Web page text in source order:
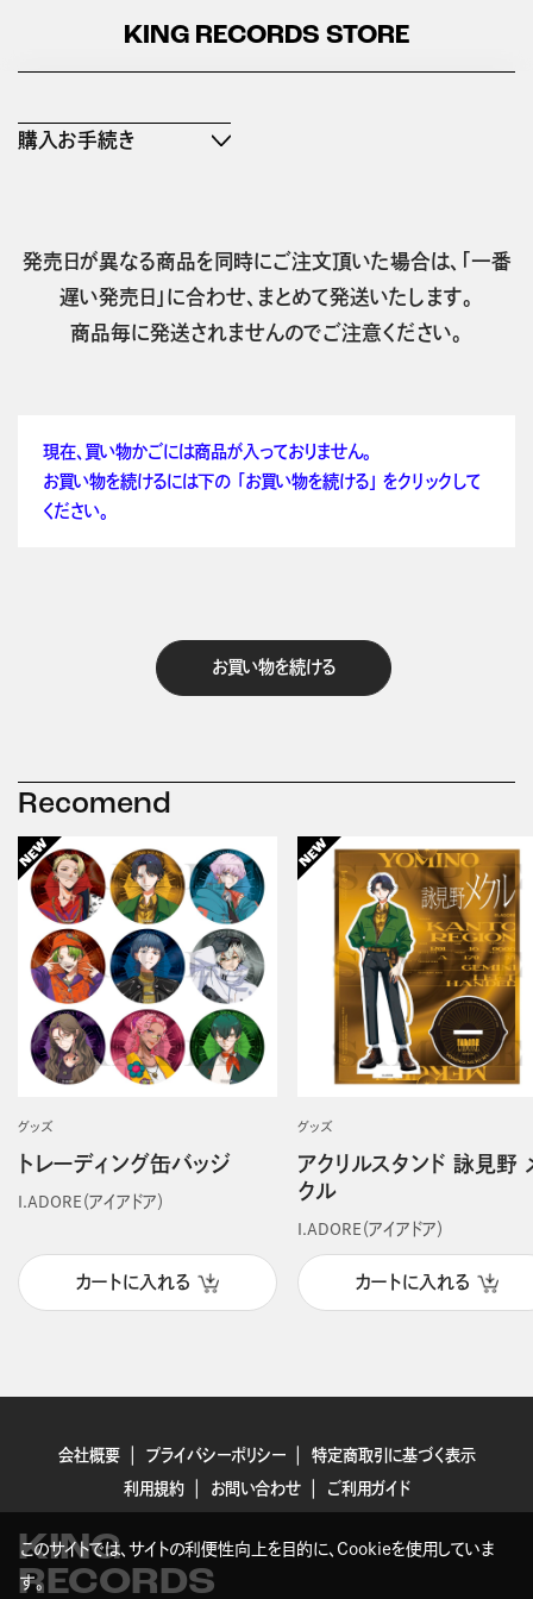
KING RECORDS STORE
購入お手続き
発売日が異なる商品を同時にご注文頂いた場合は、「一番
遅い発売日」に合わせ、まとめて発送いたします。
商品毎に発送されませんのでご注意ください。
現在、買い物かごには商品が入っておりません。
お買い物を続けるには下の 「お買い物を続ける」 をクリックして
ください。
お買い物を続ける
Recomend
グッズ
トレーディング缶バッジ
I.ADORE（アイアドア）
カートに入れる
グッズ
アクリルスタンド 詠見野
クル
I.ADORE（アイアドア）
カートに入れる
会社概要 プライバシーポリシー
特定商取引に基づく表示
利用規約
お問い合わせ ご利用ガイド
KING
RECORDS
このサイトでは、サイトの利便性向上を目的に、Cookieを使用していま
す。